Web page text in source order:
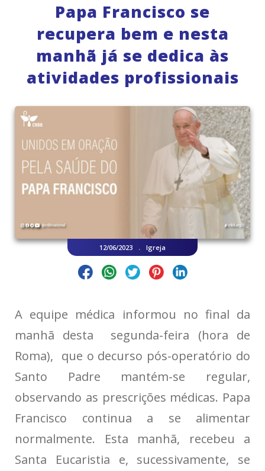
Papa Francisco se
recupera bem e nesta
manhã já se dedica às
atividades profissionais
12/06/2023 . Igreja
A equipe médica informou no final da
manhã desta segunda-feira (hora de
Roma), que o decurso pós-operatório do
Santo Padre mantém-se regular,
observando as prescrições médicas. Papa
Francisco continua a se alimentar
normalmente. Esta manhã, recebeu a
Santa Eucaristia e, sucessivamente, se